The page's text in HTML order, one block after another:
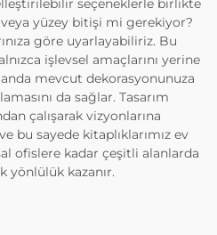
seçeneklerle birlikte
yüzey bitişi mi gerekiyor?
göre uyarlayabiliriz. Bu
işlevsel amaçlarını yerine
mevcut dekorasyonunuza
da sağlar. Tasarım
çalışarak vizyonlarına
bu sayede kitaplıklarımız ev
ofislere kadar çeşitli alanlarda
yönlülük kazanır.